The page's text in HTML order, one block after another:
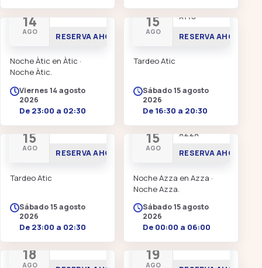
14
AGO
NOCHE ÀTIC
RESERVA AHORA
Noche Àtic en Àtic ·
Noche Àtic.
Viernes 14 agosto
2026
De 23:00 a 02:30
15
AGO
TARDEO EN
ÀTIC
RESERVA AHORA
Tardeo Atic
Sábado 15 agosto
2026
De 16:30 a 20:30
15
AGO
NOCHE ÀTIC
RESERVA AHORA
Tardeo Atic
Sábado 15 agosto
2026
De 23:00 a 02:30
15
AGO
NOCHE
AZZA
RESERVA AHORA
Noche Azza en Azza ·
Noche Azza.
Sábado 15 agosto
2026
De 00:00 a 06:00
18
AGO
AFTERWORK
19
AGO
AFTERWORK